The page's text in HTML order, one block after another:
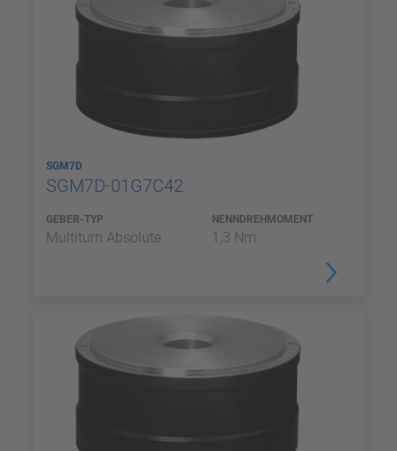
SGM7D
SGM7D-01G7C42
GEBER-TYP
Multiturn Absolute
NENNDREHMOMENT
1,3 Nm